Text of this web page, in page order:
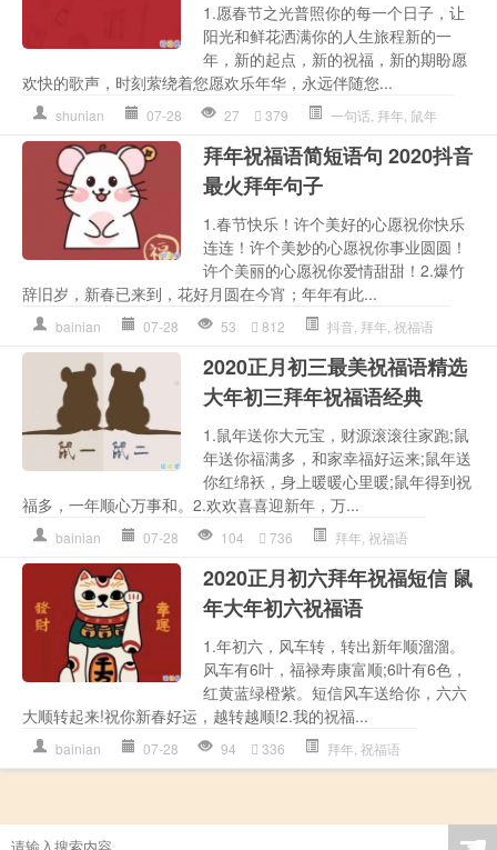
1.愿春节之光普照你的每一个日子，让
阳光和鲜花洒满你的人生旅程新的一
年，新的起点，新的祝福，新的期盼愿
欢快的歌声，时刻萦绕着您愿欢乐年华，永远伴随您...
shunian 07-28 27 379 一句话 拜年 鼠年
拜年祝福语简短语句 2020抖音
最火拜年句子
1.春节快乐！许个美好的心愿祝你快乐
连连！许个美妙的心愿祝你事业圆圆！
许个美丽的心愿祝你爱情甜甜！2.爆竹
辞旧岁，新春已来到，花好月圆在今宵；年年有此...
bainian 07-28 53 812 抖音 拜年 祝福语
2020正月初三最美祝福语精选
大年初三拜年祝福语经典
1.鼠年送你大元宝，财源滚滚往家跑;鼠
年送你福满多，和家幸福好运来;鼠年送
你红绵袄，身上暖暖心里暖;鼠年得到祝
福多，一年顺心万事和。2.欢欢喜喜迎新年，万...
bainian 07-28 104 736 拜年 祝福语
2020正月初六拜年祝福短信 鼠
年大年初六祝福语
1.年初六，风车转，转出新年顺溜溜。
风车有6叶，福禄寿康富顺;6叶有6色，
红黄蓝绿橙紫。短信风车送给你，六六
大顺转起来!祝你新春好运，越转越顺!2.我的祝福...
bainian 07-28 94 336 拜年 祝福语